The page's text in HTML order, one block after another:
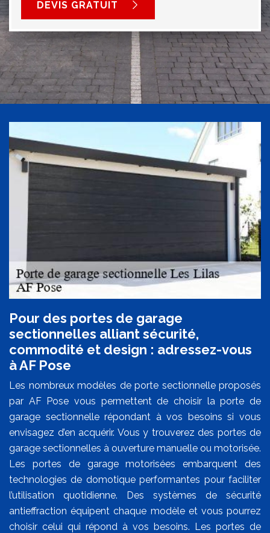
DEVIS GRATUIT
Pour des portes de garage
sectionnelles alliant sécurité,
commodité et design : adressez-vous
à AF Pose
Les nombreux modèles de porte sectionnelle proposés
par AF Pose vous permettent de choisir la porte de
garage sectionnelle répondant à vos besoins si vous
envisagez d’en acquérir. Vous y trouverez des portes de
garage sectionnelles à ouverture manuelle ou motorisée.
Les portes de garage motorisées embarquent des
technologies de domotique performantes pour faciliter
l’utilisation quotidienne. Des systèmes de sécurité
antieffraction équipent chaque modèle et vous pourrez
choisir celui qui répond à vos besoins. Les portes de